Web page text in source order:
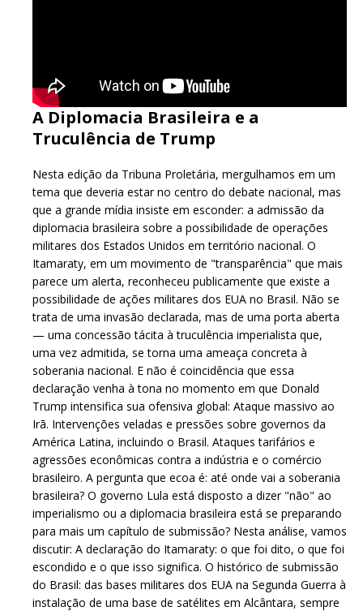
A Diplomacia Brasileira e a
Truculência de Trump
Nesta edição da Tribuna Proletária, mergulhamos em um
tema que deveria estar no centro do debate nacional, mas
que a grande mídia insiste em esconder: a admissão da
diplomacia brasileira sobre a possibilidade de operações
militares dos Estados Unidos em território nacional. O
Itamaraty, em um movimento de "transparência" que mais
parece um alerta, reconheceu publicamente que existe a
possibilidade de ações militares dos EUA no Brasil. Não se
trata de uma invasão declarada, mas de uma porta aberta
— uma concessão tácita à truculência imperialista que,
uma vez admitida, se torna uma ameaça concreta à
soberania nacional. E não é coincidência que essa
declaração venha à tona no momento em que Donald
Trump intensifica sua ofensiva global: Ataque massivo ao
Irã. Intervenções veladas e pressões sobre governos da
América Latina, incluindo o Brasil. Ataques tarifários e
agressões econômicas contra a indústria e o comércio
brasileiro. A pergunta que ecoa é: até onde vai a soberania
brasileira? O governo Lula está disposto a dizer "não" ao
imperialismo ou a diplomacia brasileira está se preparando
para mais um capítulo de submissão? Nesta análise, vamos
discutir: A declaração do Itamaraty: o que foi dito, o que foi
escondido e o que isso significa. O histórico de submissão
do Brasil: das bases militares dos EUA na Segunda Guerra à
instalação de uma base de satélites em Alcântara, sempre